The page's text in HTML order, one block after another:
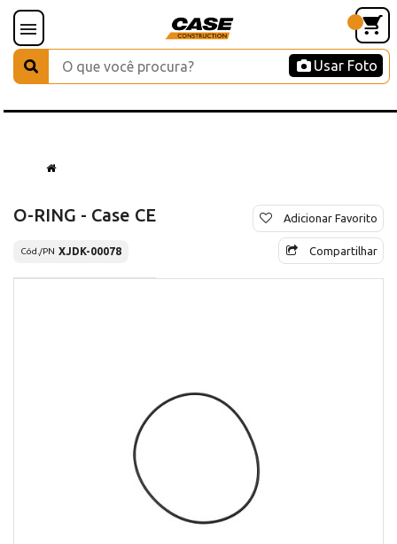
Usar Foto
O-RING - Case CE
Cód./PN XJDK-00078
Adicionar Favorito
Compartilhar